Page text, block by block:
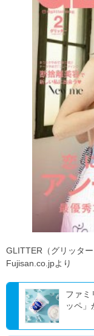
GLITTER（グリッター
Fujisan.co.jpより
ファミ
ッペ」